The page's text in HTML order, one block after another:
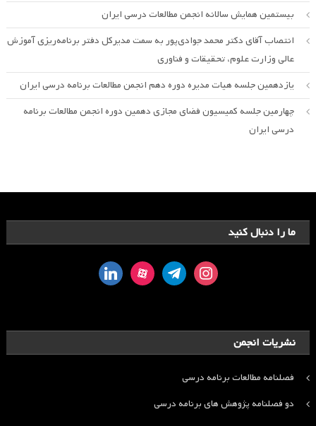
بیستمین همایش سالانه انجمن مطالعات درسی ایران
انتصاب آقای دکتر محمد جوادی‌پور به سمت مدیرکل دفتر برنامه‌ریزی آموزش
عالی وزارت علوم، تحقیقات و فناوری
یازدهمین جلسه هیات مدیره دوره دهم انجمن مطالعات برنامه درسی ایران
چهارمین جلسه کمیسیون فضای مجازی دهمین دوره انجمن مطالعات برنامه
درسی ایران
ما را دنبال کنید
instagram
telegram
aparat
linkedin
نشریات انجمن
فصلنامه مطالعات برنامه درسی
دو فصلنامه پژوهش های برنامه درسی